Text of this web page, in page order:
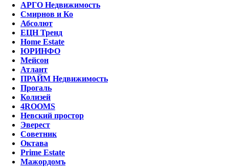
АРГО Недвижимость
Смирнов и Ко
Абсолют
ЕЦН Тренд
Home Estate
ЮРИНФО
Мейсон
Атлант
ПРАЙМ Недвижимость
Прогаль
Колизей
4ROOMS
Невский простор
Эверест
Советник
Октава
Prime Estate
Мажордомъ